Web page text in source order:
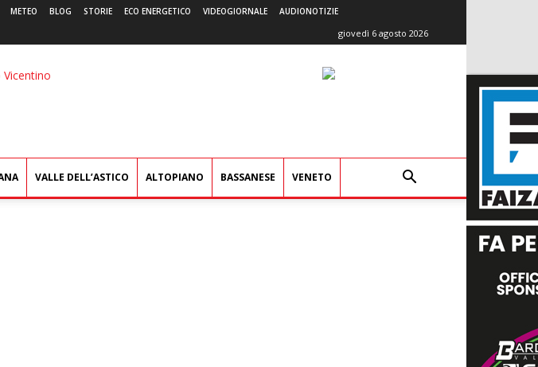
METEO BLOG STORIE ECO ENERGETICO VIDEOGIORNALE AUDIONOTIZIE
giovedì 6 agosto 2026
L'Eco
VALLE DELL’ASTICO ALTOPIANO BASSANESE VENETO